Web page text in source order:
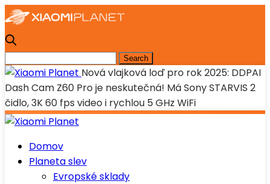
Nová vlajková loď pro rok 2025: DDPAI
Dash Cam Z60 Pro je neskutečná! Má Sony STARVIS 2
čidlo, 3K 60 fps video i rychlou 5 GHz WiFi
Domov
Planeta slev
Evropské sklady